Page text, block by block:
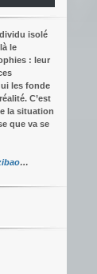
isolé
le
: leur
les fonde
C’est
la situation
que va se
…